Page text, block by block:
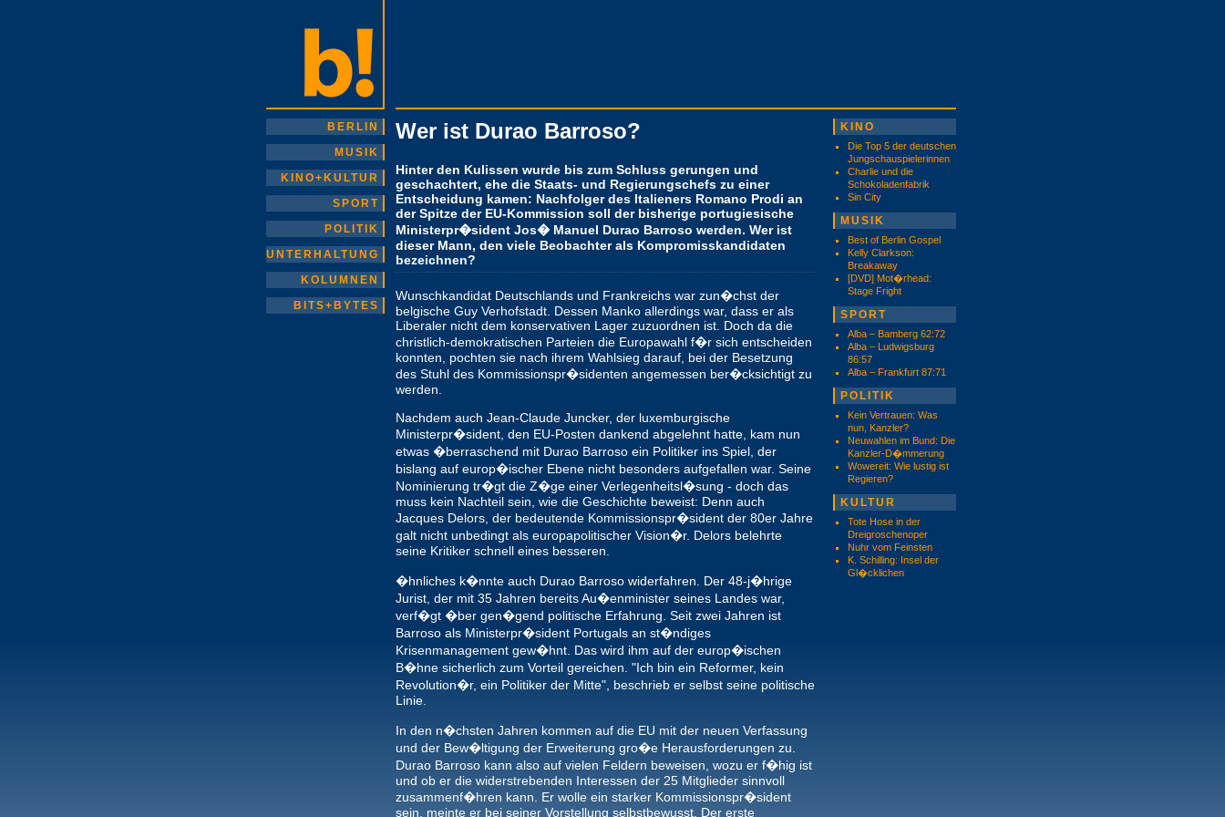
BERLIN
MUSIK
KINO+KULTUR
SPORT
POLITIK
UNTERHALTUNG
KOLUMNEN
BITS+BYTES
Wer ist Durao Barroso?
Hinter den Kulissen wurde bis zum Schluss gerungen und
geschachtert, ehe die Staats- und Regierungschefs zu einer
Entscheidung kamen: Nachfolger des Italieners Romano Prodi an
der Spitze der EU-Kommission soll der bisherige portugiesische
Ministerpr�sident Jos� Manuel Durao Barroso werden. Wer ist
dieser Mann, den viele Beobachter als Kompromisskandidaten
bezeichnen?
Wunschkandidat Deutschlands und Frankreichs war zun�chst der
belgische Guy Verhofstadt. Dessen Manko allerdings war, dass er als
Liberaler nicht dem konservativen Lager zuzuordnen ist. Doch da die
christlich-demokratischen Parteien die Europawahl f�r sich entscheiden
konnten, pochten sie nach ihrem Wahlsieg darauf, bei der Besetzung
des Stuhl des Kommissionspr�sidenten angemessen ber�cksichtigt zu
werden.
Nachdem auch Jean-Claude Juncker, der luxemburgische
Ministerpr�sident, den EU-Posten dankend abgelehnt hatte, kam nun
etwas �berraschend mit Durao Barroso ein Politiker ins Spiel, der
bislang auf europ�ischer Ebene nicht besonders aufgefallen war. Seine
Nominierung tr�gt die Z�ge einer Verlegenheitsl�sung - doch das
muss kein Nachteil sein, wie die Geschichte beweist: Denn auch
Jacques Delors, der bedeutende Kommissionspr�sident der 80er Jahre
galt nicht unbedingt als europapolitischer Vision�r. Delors belehrte
seine Kritiker schnell eines besseren.
�hnliches k�nnte auch Durao Barroso widerfahren. Der 48-j�hrige
Jurist, der mit 35 Jahren bereits Au�enminister seines Landes war,
verf�gt �ber gen�gend politische Erfahrung. Seit zwei Jahren ist
Barroso als Ministerpr�sident Portugals an st�ndiges
Krisenmanagement gew�hnt. Das wird ihm auf der europ�ischen
B�hne sicherlich zum Vorteil gereichen. "Ich bin ein Reformer, kein
Revolution�r, ein Politiker der Mitte", beschrieb er selbst seine politische
Linie.
In den n�chsten Jahren kommen auf die EU mit der neuen Verfassung
und der Bew�ltigung der Erweiterung gro�e Herausforderungen zu.
Durao Barroso kann also auf vielen Feldern beweisen, wozu er f�hig ist
und ob er die widerstrebenden Interessen der 25 Mitglieder sinnvoll
zusammenf�hren kann. Er wolle ein starker Kommissionspr�sident
sein, meinte er bei seiner Vorstellung selbstbewusst. Der erste
KINO
Die Top 5 der deutschen
Jungschauspielerinnen
Charlie und die
Schokoladenfabrik
Sin City
MUSIK
Best of Berlin Gospel
Kelly Clarkson:
Breakaway
[DVD] Mot�rhead:
Stage Fright
SPORT
Alba – Bamberg 62:72
Alba – Ludwigsburg
86:57
Alba – Frankfurt 87:71
POLITIK
Kein Vertrauen: Was
nun, Kanzler?
Neuwahlen im Bund: Die
Kanzler-D�mmerung
Wowereit: Wie lustig ist
Regieren?
KULTUR
Tote Hose in der
Dreigroschenoper
Nuhr vom Feinsten
K. Schilling: Insel der
Gl�cklichen